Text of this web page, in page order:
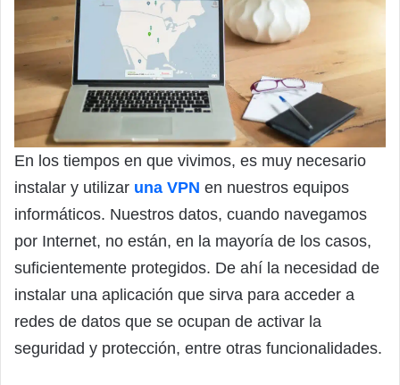
En los tiempos en que vivimos, es muy necesario
instalar y utilizar una VPN en nuestros equipos
informáticos. Nuestros datos, cuando navegamos
por Internet, no están, en la mayoría de los casos,
suficientemente protegidos. De ahí la necesidad de
instalar una aplicación que sirva para acceder a
redes de datos que se ocupan de activar la
seguridad y protección, entre otras funcionalidades.